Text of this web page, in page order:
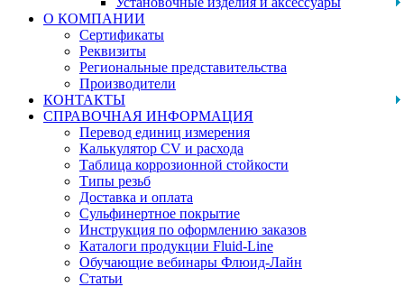
О КОМПАНИИ
Сертификаты
Реквизиты
Региональные представительства
Производители
КОНТАКТЫ
СПРАВОЧНАЯ ИНФОРМАЦИЯ
Перевод единиц измерения
Калькулятор CV и расхода
Таблица коррозионной стойкости
Типы резьб
Доставка и оплата
Сульфинертное покрытие
Инструкция по оформлению заказов
Каталоги продукции Fluid-Line
Обучающие вебинары Флюид-Лайн
Статьи